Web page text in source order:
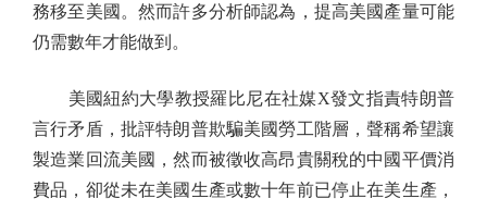
務移至美國。然而許多分析師認為，提高美國產量可能
仍需數年才能做到。
美國紐約大學教授羅比尼在社媒X發文指責特朗普
言行矛盾，批評特朗普欺騙美國勞工階層，聲稱希望讓
製造業回流美國，然而被徵收高昂貴關稅的中國平價消
費品，卻從未在美國生產或數十年前已停止在美生產，